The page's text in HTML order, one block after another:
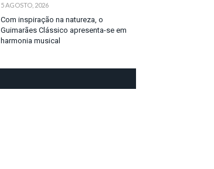
5 AGOSTO, 2026
Com inspiração na natureza, o
Guimarães Clássico apresenta-se em
harmonia musical